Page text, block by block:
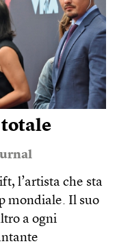
l’artista che sta
mondiale. Il suo
a ogni